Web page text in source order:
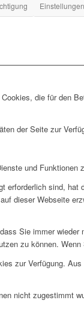
Einstellungen
die für den
der Seite zur
und Funktionen
sind,
dieser Webseite
Sie immer
zu können.
zur Verfügung.
nicht zugestimmt